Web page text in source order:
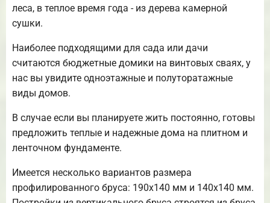
леса, в теплое время года - из дерева камерной
сушки.
Наиболее подходящими для сада или дачи
считаются бюджетные домики на винтовых сваях, у
нас вы увидите одноэтажные и полуторатажные
виды домов.
В случае если вы планируете жить постоянно, готовы
предложить теплые и надежные дома на плитном и
ленточном фундаменте.
Имеется несколько вариантов размера
профилированного бруса: 190х140 мм и 140х140 мм.